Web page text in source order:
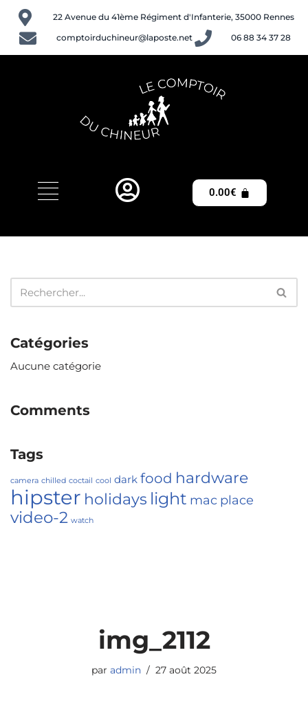
Aller
au
22 Avenue du 41ème Régiment d'Infanterie, 35000 Rennes
comptoirduchineur@laposte.net
06 88 34 37 28
0.00€
Catégories
Aucune catégorie
Comments
Tags
camera chilled coctail cool dark food hardware
hipster holidays light mac place
video-2 watch
img_2112
par admin 27 août 2025